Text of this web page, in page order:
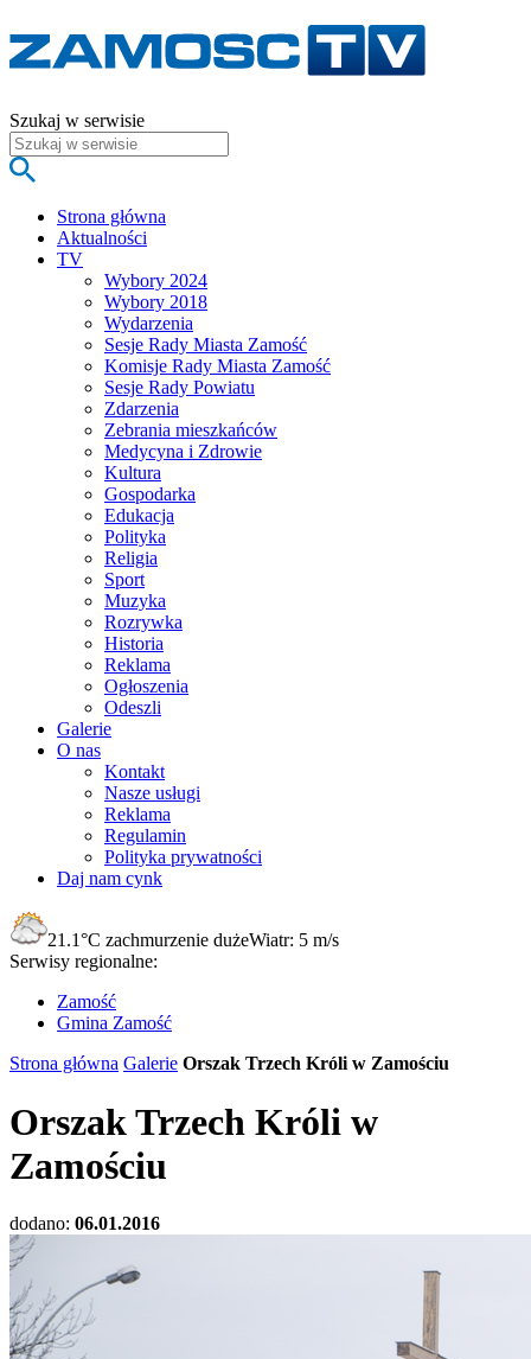
Szukaj w serwisie
Strona główna
Aktualności
TV
Wybory 2024
Wybory 2018
Wydarzenia
Sesje Rady Miasta Zamość
Komisje Rady Miasta Zamość
Sesje Rady Powiatu
Zdarzenia
Zebrania mieszkańców
Medycyna i Zdrowie
Kultura
Gospodarka
Edukacja
Polityka
Religia
Sport
Muzyka
Rozrywka
Historia
Reklama
Ogłoszenia
Odeszli
Galerie
O nas
Kontakt
Nasze usługi
Reklama
Regulamin
Polityka prywatności
Daj nam cynk
21.1°C zachmurzenie dużeWiatr: 5 m/s
Serwisy regionalne:
Zamość
Gmina Zamość
Strona główna Galerie Orszak Trzech Króli w Zamościu
Orszak Trzech Króli w
Zamościu
dodano: 06.01.2016